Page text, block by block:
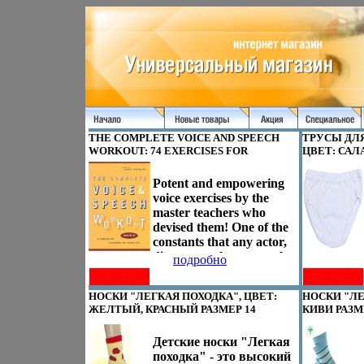
THE COMPLETE VOICE AND SPEECH
WORKOUT: 74 EXERCISES FOR
CLASSROOM AND STUDIO USE
ИЗДАТЕЛЬСТВО: APPLAUSE BOOKS,
2002 Г МЯГКАЯ ОБЛОЖКА, 174 СТР
ISBN 1557834989 ИНФО 13763D.
Potent and empowering
voice exercises by the
master teachers who
devised them! One of the
constants that any actor,
director or theatre teacher
needs is a strong vocal
warmup This valuable,
first-of-its-kind
атздмresource contains 75
group work, contributed
by some of the best
подробно
НОСКИ "ЛЕГКАЯ ПОХОДКА", ЦВЕТ:
ЖЕЛТЫЙ, КРАСНЫЙ РАЗМЕР 14
ХЛОПОК, 15% ПОЛИАМИД, 5%
СПАНДЕКС ИНФО 13772D.
Детские носки "Легкая
походка" - это высокий
ТРУСЫ
ЦВЕТ:
ТОВАР
НОСКИ
КИВИ